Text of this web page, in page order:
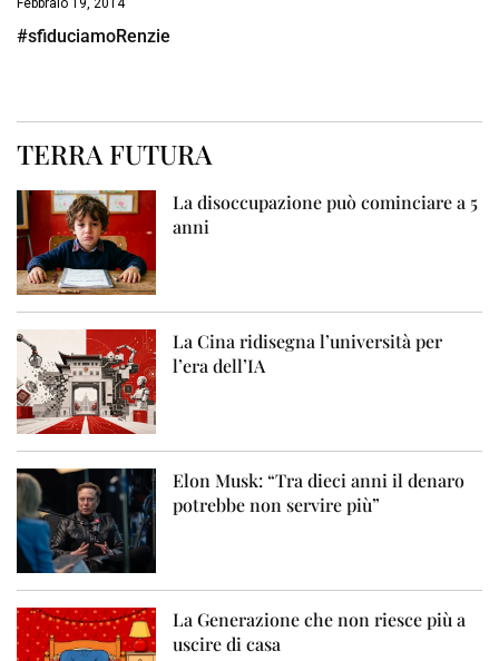
Febbraio 19, 2014
#sfiduciamoRenzie
TERRA FUTURA
La disoccupazione può cominciare a 5
anni
La Cina ridisegna l’università per
l’era dell’IA
Elon Musk: “Tra dieci anni il denaro
potrebbe non servire più”
La Generazione che non riesce più a
uscire di casa